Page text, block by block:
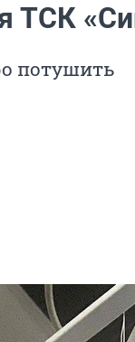
ТСК
потушить